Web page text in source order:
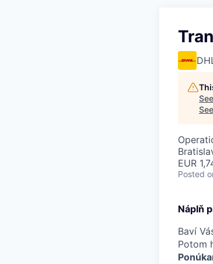
EUR
Posted
Náplň
Baví
Potom